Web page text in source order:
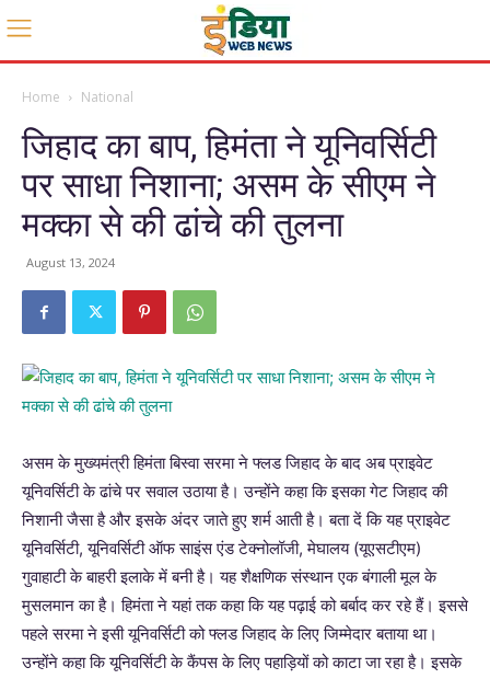
Home National
जिहाद का बाप, हिमंता ने यूनिवर्सिटी
पर साधा निशाना; असम के सीएम ने
मक्का से की ढांचे की तुलना
August 13, 2024
असम के मुख्यमंत्री हिमंता बिस्वा सरमा ने फ्लड जिहाद के बाद अब प्राइवेट
यूनिवर्सिटी के ढांचे पर सवाल उठाया है। उन्होंने कहा कि इसका गेट जिहाद की
निशानी जैसा है और इसके अंदर जाते हुए शर्म आती है। बता दें कि यह प्राइवेट
यूनिवर्सिटी, यूनिवर्सिटी ऑफ साइंस एंड टेक्नोलॉजी, मेघालय (यूएसटीएम)
गुवाहाटी के बाहरी इलाके में बनी है। यह शैक्षणिक संस्थान एक बंगाली मूल के
मुसलमान का है। हिमंता ने यहां तक कहा कि यह पढ़ाई को बर्बाद कर रहे हैं। इससे
पहले सरमा ने इसी यूनिवर्सिटी को फ्लड जिहाद के लिए जिम्मेदार बताया था।
उन्होंने कहा कि यूनिवर्सिटी के कैंपस के लिए पहाड़ियों को काटा जा रहा है। इसके